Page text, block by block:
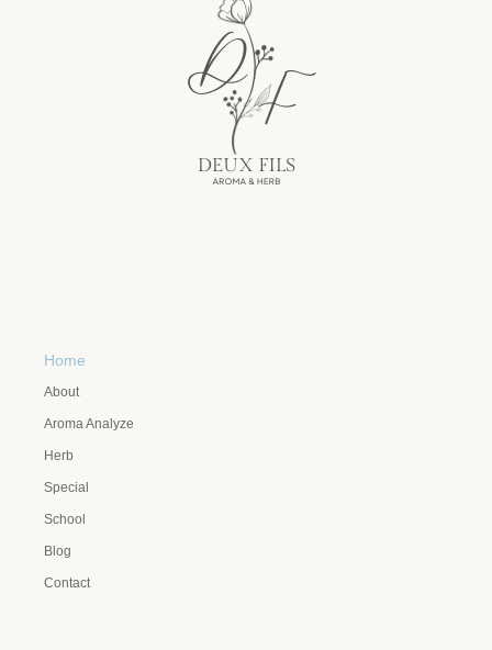
Home
About
Aroma Analyze
Herb
Special
School
Blog
Contact